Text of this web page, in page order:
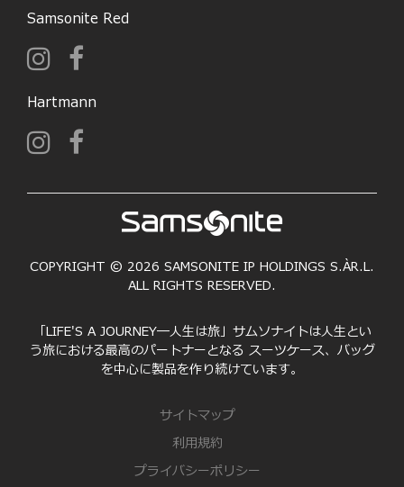
Samsonite Red
Hartmann
COPYRIGHT © 2026 SAMSONITE IP HOLDINGS S.ÀR.L.
ALL RIGHTS RESERVED.
「LIFE'S A JOURNEY―人生は旅」サムソナイトは人生とい
う旅における最高のパートナーとなる スーツケース、バッグ
を中心に製品を作り続けています。
サイトマップ
利用規約
プライバシーポリシー